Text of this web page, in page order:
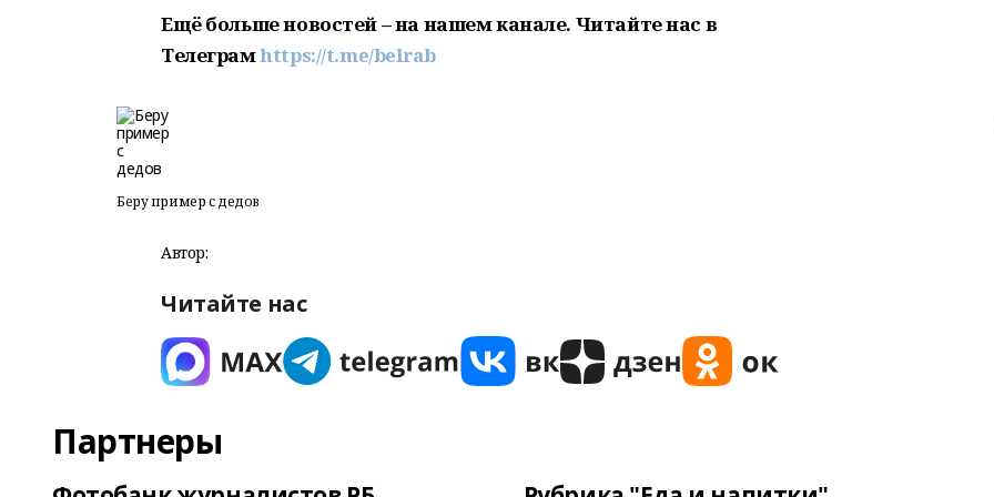
Ещё больше новостей – на нашем канале. Читайте нас в
Телеграмhttps://t.me/belrab
Беру пример с дедов
Автор:
Читайте нас
Партнеры